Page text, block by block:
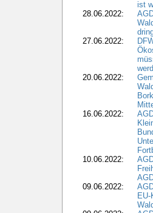
ist
28.06.2022:
27.06.2022:
20.06.2022:
16.06.2022:
10.06.2022:
09.06.2022: